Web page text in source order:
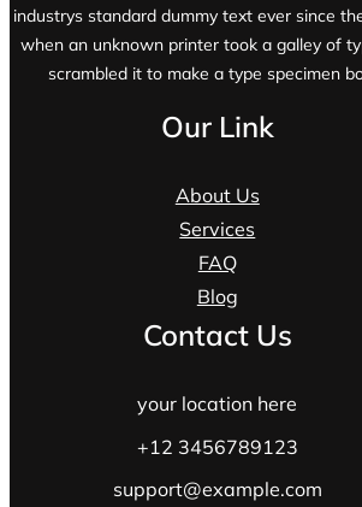
industrys standard dummy text ever since
when an unknown printer took a galley of
scrambled it to make a type specimen
Our Link
About Us
Services
FAQ
Blog
Contact Us
your location here
+12 3456789123
support@example.com